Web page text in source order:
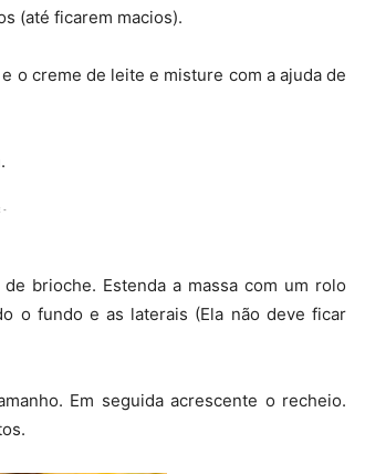
(até ficarem macios).
o creme de leite e misture com a ajuda de
brioche. Estenda a massa com um rolo
o fundo e as laterais (Ela não deve ficar
Em seguida acrescente o recheio.